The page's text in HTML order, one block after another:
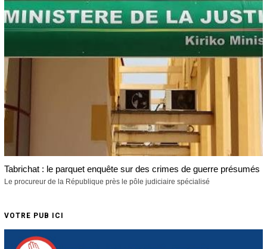
Tabrichat : le parquet enquête sur des crimes de guerre présumés
Le procureur de la République près le pôle judiciaire spécialisé
VOTRE PUB ICI